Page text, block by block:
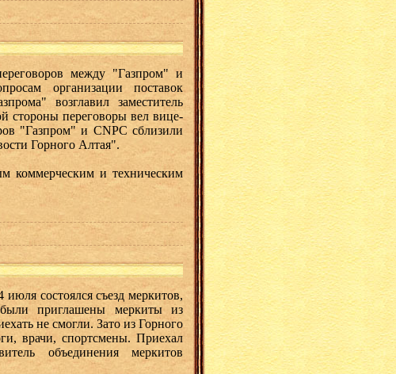
между "Газпром" и
организации поставок
возглавил заместитель
стороны переговоры вел вице-
"Газпром" и CNPC сблизили
Горного Алтая".
коммерческим и техническим
состоялся съезд меркитов,
приглашены меркиты из
не смогли. Зато из Горного
врачи, спортсмены. Приехал
объединения меркитов